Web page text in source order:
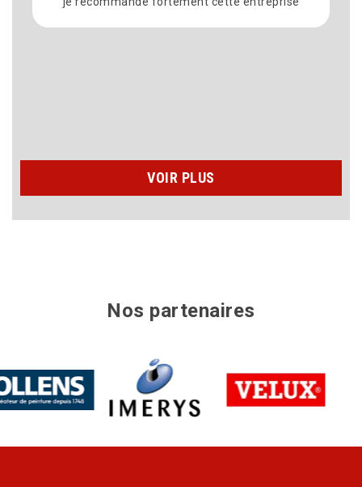
VOIR PLUS
Nos partenaires